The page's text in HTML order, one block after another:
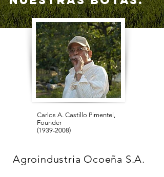
Carlos A. Castillo Pimentel,
Founder
(1939-2008)
Agroindustria Ocoeña S.A.